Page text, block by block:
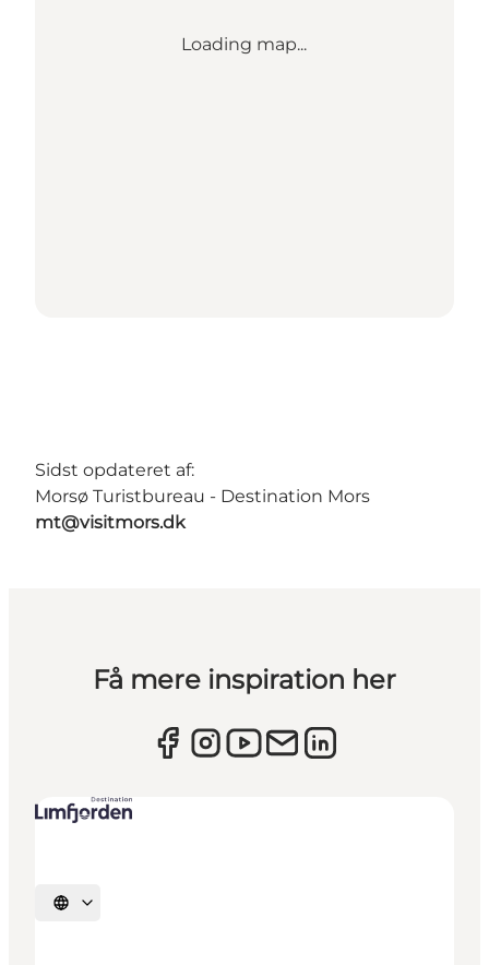
Loading map...
Sidst opdateret af:
Morsø Turistbureau - Destination Mors
mt@visitmors.dk
Få mere inspiration her
Vælg sprog